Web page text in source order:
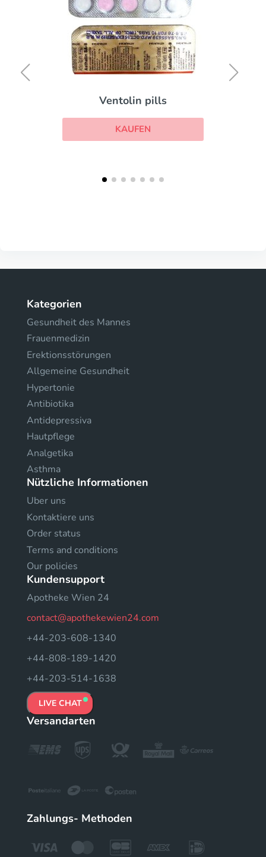
Ventolin pills
KAUFEN
Kategorien
Gesundheit des Mannes
Frauenmedizin
Erektionsstörungen
Allgemeine Gesundheit
Hypertonie
Antibiotika
Antidepressiva
Hautpflege
Analgetika
Asthma
Nützliche Informationen
Uber uns
Kontaktiere uns
Order status
Terms and conditions
Our policies
Kundensupport
Apotheke Wien 24
contact@apothekewien24.com
+44-203-608-1340
+44-808-189-1420
+44-203-514-1638
LIVE CHAT
Versandarten
Zahlungs- Methoden